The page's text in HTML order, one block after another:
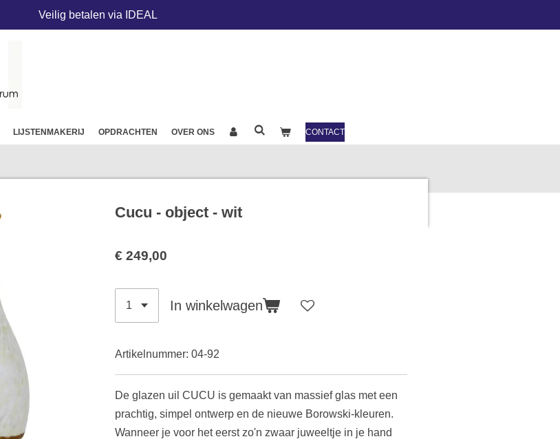
Veilig betalen via IDEAL
LIJSTENMAKERIJ OPDRACHTEN OVER ONS CONTACT
Cucu - object - wit
€ 249,00
In winkelwagen
Artikelnummer: 04-92
De glazen uil CUCU is gemaakt van massief glas met een
prachtig, simpel ontwerp en de nieuwe Borowski-kleuren.
Wanneer je voor het eerst zo'n zwaar juweeltje in je hand